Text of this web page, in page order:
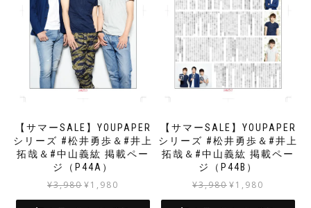
【サマーSALE】YOUPAPER
シリーズ #松井勇歩＆#井上
拓哉＆#中山義紘 掲載ペー
ジ（P44A）
¥3,980 元
の
¥1,980
在
【サマーSALE】YOUPAPER
シリーズ #松井勇歩＆#井上
拓哉＆#中山義紘 掲載ペー
ジ（P44B）
¥3,980 元
の
¥1,980
在